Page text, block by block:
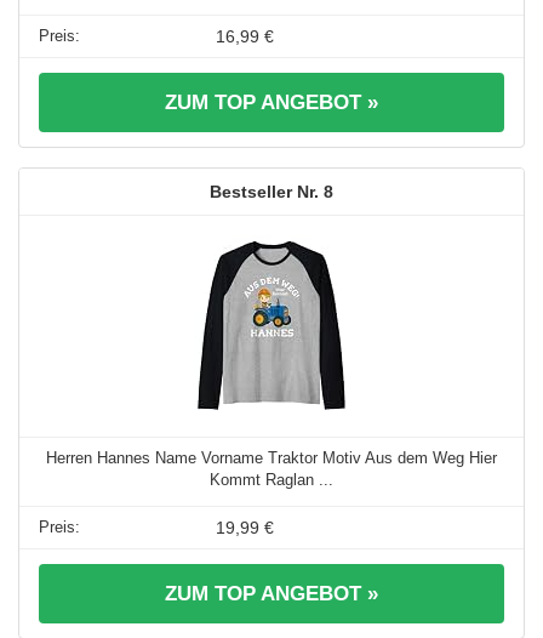
16,99 €
ZUM TOP ANGEBOT »
8
Herren Hannes Name Vorname Traktor Motiv Aus dem Weg Hier
Kommt Raglan ...
19,99 €
ZUM TOP ANGEBOT »